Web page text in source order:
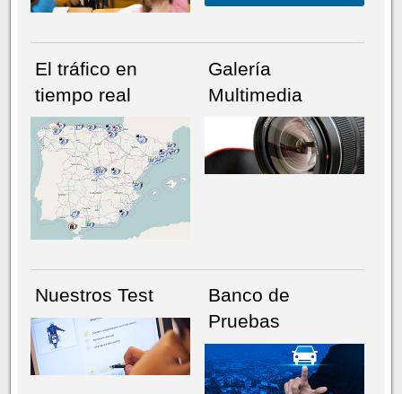
NÚMERO ACTUALHEMEROTECA
El tráfico en
tiempo real
Galería
Multimedia
Nuestros Test
Banco de
Pruebas